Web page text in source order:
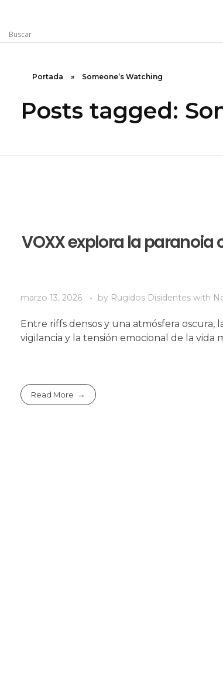
Portada » Someone’s Watching
Posts tagged:
VOXX explora la paranoia
marzo 13, 2026 by Rugidos Disidentes with
Entre riffs densos y una atmósfera oscura,
vigilancia y la tensión emocional de la vida
Read More